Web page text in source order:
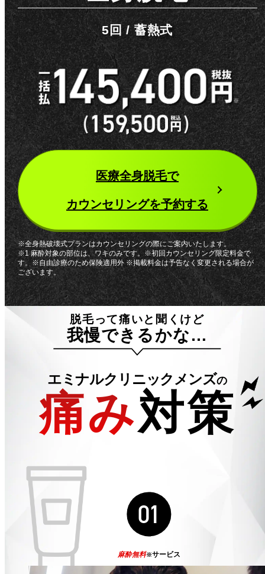
5回 / 蓄熱式
医療全身脱毛で
カウンセリングを予約する
※全身熱破壊式プランはカウンセリングの際にご案内いたします。
※1 麻酔対象の部位は、ワキのみです。※初回カウンセリング限定料金で
す。※自由診療のため保険適用外 ※掲載料金は予告なく変更される場合が
ございます。
脱毛って痛いと聞くけど
我慢できるかな…
エミナルクリニックメンズの
痛み対策
01
麻酔無料※サービス